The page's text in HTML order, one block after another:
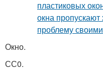
Окно.
СС0.